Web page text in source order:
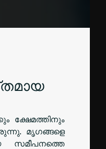
ക്ഷേമത്തിനും
മൃഗങ്ങളെ
സമീപനത്തെ